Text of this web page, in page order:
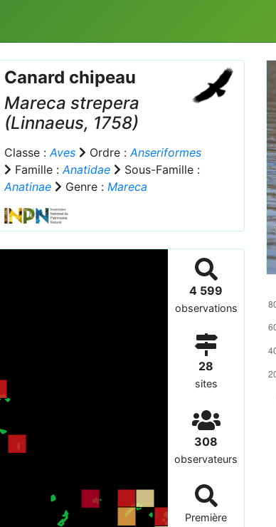
Canard chipeau
Mareca strepera
(Linnaeus, 1758)
Classe :Aves Ordre :Anseriformes
Famille :Anatidae
Sous-Famille :
Anatinae
Genre : Mareca
4 599
observations
28
sites
308
observateurs
Première